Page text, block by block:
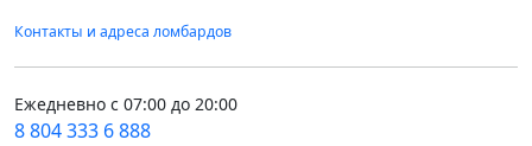
Контакты и адреса ломбардов
Ежедневно с 07:00 до 20:00
8 804 333 6 888